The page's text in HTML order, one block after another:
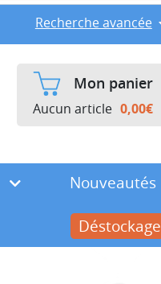
Recherche avancée
Mon panier
Aucun article 0,00€
Nouveautés
Déstockage